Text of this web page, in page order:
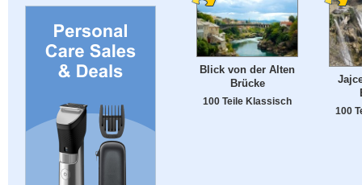
Blick von der Alten
Brücke
100 Teile Klassisch
100